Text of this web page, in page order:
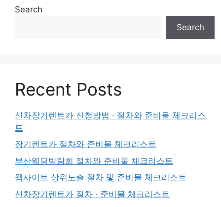
Search
Search
Recent Posts
신차장기렌트카 신청방법 · 절차와 준비물 체크리스
트
장기렌트카 절차와 준비물 체크리스트
부산웨딩박람회 절차와 준비물 체크리스트
웹사이트 상위노출 절차 및 준비물 체크리스트
신차장기렌트카 절차 · 준비물 체크리스트